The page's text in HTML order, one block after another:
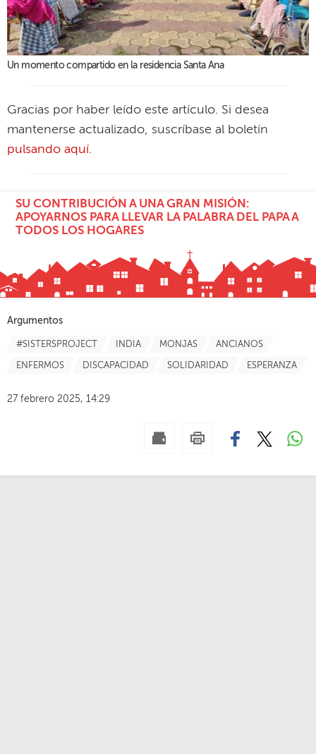
Un momento compartido en la residencia Santa Ana
Gracias por haber leído este artículo. Si desea
mantenerse actualizado, suscríbase al boletín
pulsando aquí.
SU CONTRIBUCIÓN A UNA GRAN MISIÓN:
APOYARNOS PARA LLEVAR LA PALABRA DEL PAPA A
TODOS LOS HOGARES
Argumentos
#SISTERSPROJECT INDIA MONJAS ANCIANOS
ENFERMOS DISCAPACIDAD SOLIDARIDAD ESPERANZA
27 febrero 2025, 14:29